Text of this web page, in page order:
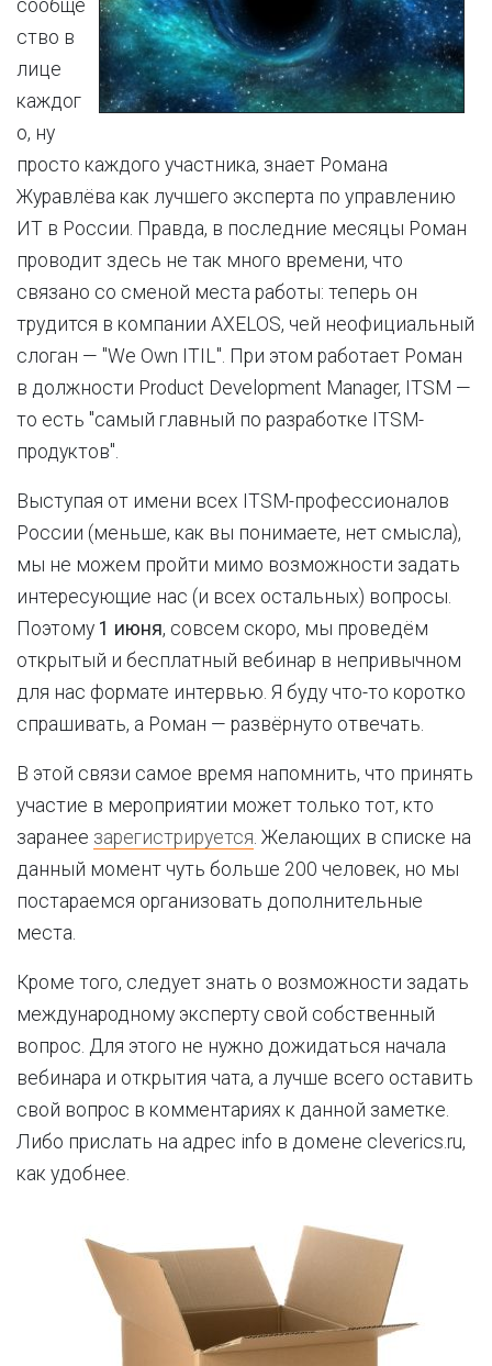
сообще
ство в
лице
каждог
о, ну
просто каждого участника, знает Романа
Журавлёва как лучшего эксперта по управлению
ИТ в России. Правда, в последние месяцы Роман
проводит здесь не так много времени, что
связано со сменой места работы: теперь он
трудится в компании AXELOS, чей неофициальный
слоган — "We Own ITIL". При этом работает Роман
в должности Product Development Manager, ITSM —
то есть "самый главный по разработке ITSM-
продуктов".
Выступая от имени всех ITSM-профессионалов
России (меньше, как вы понимаете, нет смысла),
мы не можем пройти мимо возможности задать
интересующие нас (и всех остальных) вопросы.
Поэтому 1 июня, совсем скоро, мы проведём
открытый и бесплатный вебинар в непривычном
для нас формате интервью. Я буду что-то коротко
спрашивать, а Роман — развёрнуто отвечать.
В этой связи самое время напомнить, что принять
участие в мероприятии может только тот, кто
заранее зарегистрируется. Желающих в списке на
данный момент чуть больше 200 человек, но мы
постараемся организовать дополнительные
места.
Кроме того, следует знать о возможности задать
международному эксперту свой собственный
вопрос. Для этого не нужно дожидаться начала
вебинара и открытия чата, а лучше всего оставить
свой вопрос в комментариях к данной заметке.
Либо прислать на адрес info в домене cleverics.ru,
как удобнее.